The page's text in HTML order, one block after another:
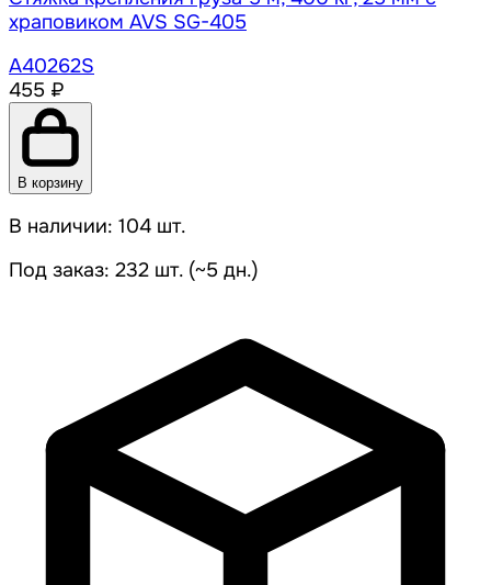
храповиком AVS SG-405
A40262S
455 ₽
В корзину
В наличии: 104 шт.
Под заказ: 232 шт. (~5 дн.)